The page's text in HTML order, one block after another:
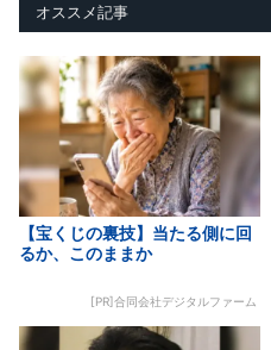
オススメ記事
【宝くじの裏技】当たる側に回
るか、このままか
[PR]合同会社デジタルファーム